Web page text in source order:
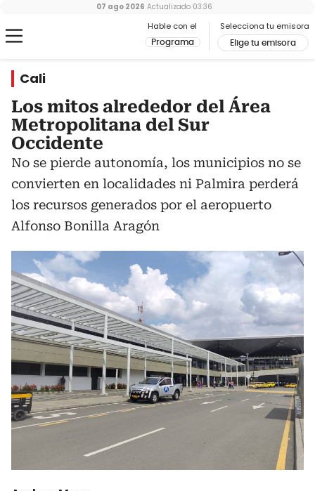
Hable con el
Programa
Selecciona tu emisora
Elige tu emisora
07 ago 2026 Actualizado 03:36
Cali
Los mitos alrededor del Área
Metropolitana del Sur
Occidente
No se pierde autonomía, los municipios no se
convierten en localidades ni Palmira perderá
los recursos generados por el aeropuerto
Alfonso Bonilla Aragón